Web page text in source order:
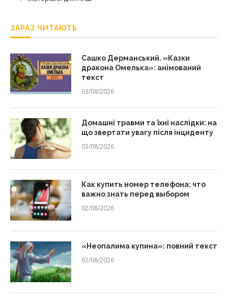
ЗАРАЗ ЧИТАЮТЬ
Сашко Дерманський. «Казки
дракона Омелька»: анімований
текст
03/08/2026
Домашні травми та їхні наслідки: на
що звертати увагу після інциденту
03/08/2026
Как купить номер телефона: что
важно знать перед выбором
02/08/2026
«Неопалима купина»: повний текст
02/08/2026